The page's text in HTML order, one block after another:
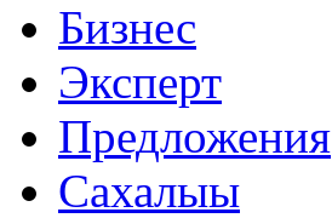
Бизнес
Эксперт
Предложения
Сахалыы